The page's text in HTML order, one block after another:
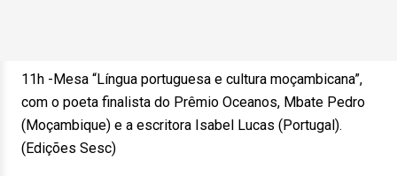
11h -Mesa “Língua portuguesa e cultura moçambicana”,
com o poeta finalista do Prêmio Oceanos, Mbate Pedro
(Moçambique) e a escritora Isabel Lucas (Portugal).
(Edições Sesc)